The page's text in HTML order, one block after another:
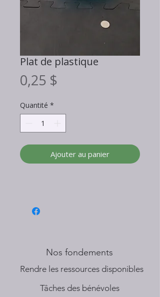
Plat de plastique
0,25 $
Quantité *
Ajouter au panier
Nos fondements
​Rendre les ressources disponibles
Tâches des bénévoles